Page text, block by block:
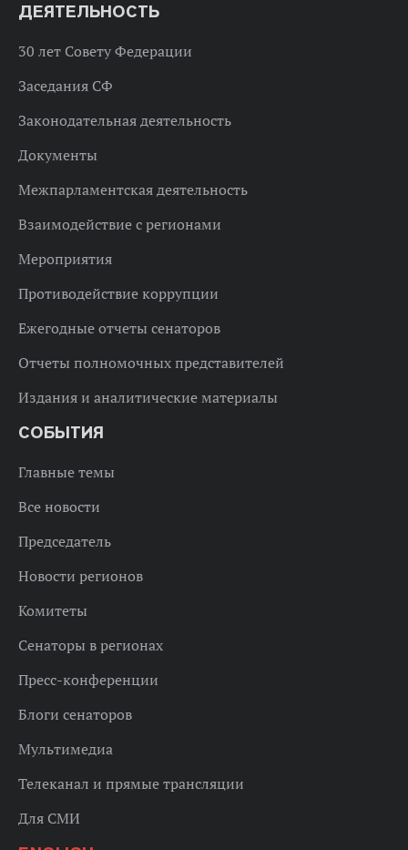
ДЕЯТЕЛЬНОСТЬ
30 лет Совету Федерации
Заседания СФ
Законодательная деятельность
Документы
Межпарламентская деятельность
Взаимодействие с регионами
Мероприятия
Противодействие коррупции
Ежегодные отчеты сенаторов
Отчеты полномочных представителей
Издания и аналитические материалы
СОБЫТИЯ
Главные темы
Все новости
Председатель
Новости регионов
Комитеты
Сенаторы в регионах
Пресс-конференции
Блоги сенаторов
Мультимедиа
Телеканал и прямые трансляции
Для СМИ